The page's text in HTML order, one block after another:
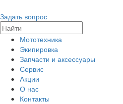
Задать вопрос
Мототехника
Экипировка
Запчасти и аксессуары
Сервис
Акции
О нас
Контакты